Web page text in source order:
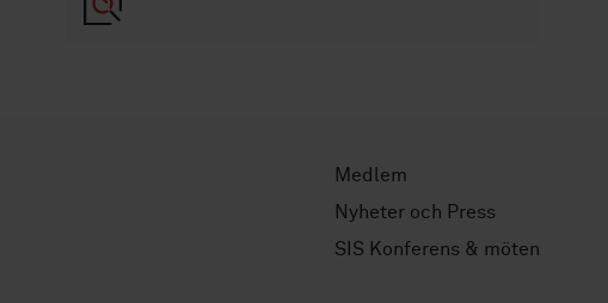
Medlem
Nyheter och Press
SIS Konferens & möten